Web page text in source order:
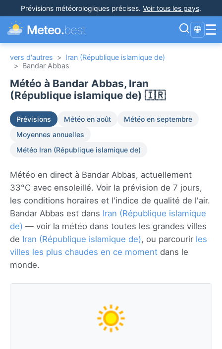
Prévisions météorologiques précises. Voir tous les pays.
Meteo.best 🌐 ☰
vers d'autres > Iran (République islamique de)
> Bandar Abbas
Météo à Bandar Abbas, Iran
(République islamique de) 🇮🇷
Prévisions Météo en août
Météo en septembre
Moyennes annuelles
Météo Iran (République islamique de)
Météo en direct à Bandar Abbas, actuellement
33°C avec ensoleillé. Voir la prévision de 7 jours,
les conditions horaires et l'indice de qualité de l'air.
Bandar Abbas est dans Iran (République islamique
de) — voir la météo dans toutes les grandes villes
de Iran (République islamique de), ou parcourir les
villes les plus chaudes en ce moment dans le
monde.